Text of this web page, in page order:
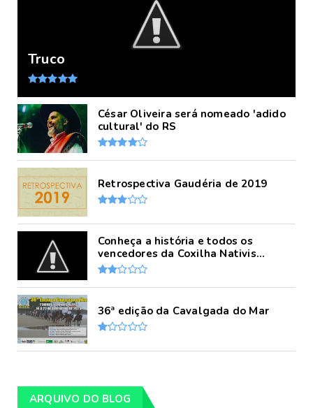
Truco
César Oliveira será nomeado 'adido
cultural' do RS
Retrospectiva Gaudéria de 2019
Conheça a história e todos os
vencedores da Coxilha Nativis...
36ª edição da Cavalgada do Mar
ARQUIVO DO BLOG